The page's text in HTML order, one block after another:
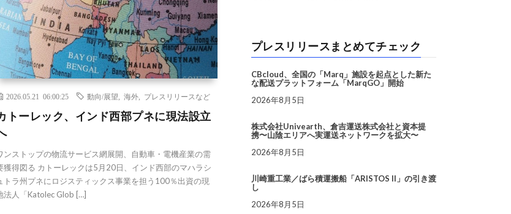
2026.05.21 06:00:25 動向/展望 ,海外 プレスリリースなど
トーレック、インド西部プネに現法設立
ンストップの物流サービス網展開、自動車・電機産業の需
獲得図る カトーレックは5月20日、インド西部のマハラシ
トラ州プネにロジスティックス事業を担う100％出資の現
法人「Katolec Glob […]
プレスリリースまとめてチェック
CBcloud、全国の「Marq」施設を起点とした新た
な配送プラットフォーム「MarqGO」開始
2026年8月5日
株式会社Univearth、倉吉運送株式会社と資本提
携〜山陰エリアへ実運送ネットワークを拡大〜
2026年8月5日
川崎重工業／ばら積運搬船「ARISTOS II」の引き渡
し
2026年8月5日